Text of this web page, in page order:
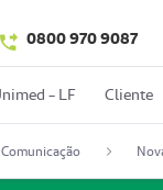
0800 970 9087
- LF Cliente
Comunicação